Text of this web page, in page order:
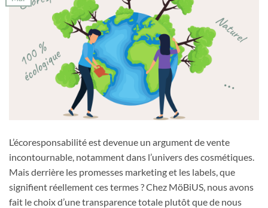
L’écoresponsabilité est devenue un argument de vente
incontournable, notamment dans l’univers des cosmétiques.
Mais derrière les promesses marketing et les labels, que
signifient réellement ces termes ? Chez MöBiUS, nous avons
fait le choix d’une transparence totale plutôt que de nous